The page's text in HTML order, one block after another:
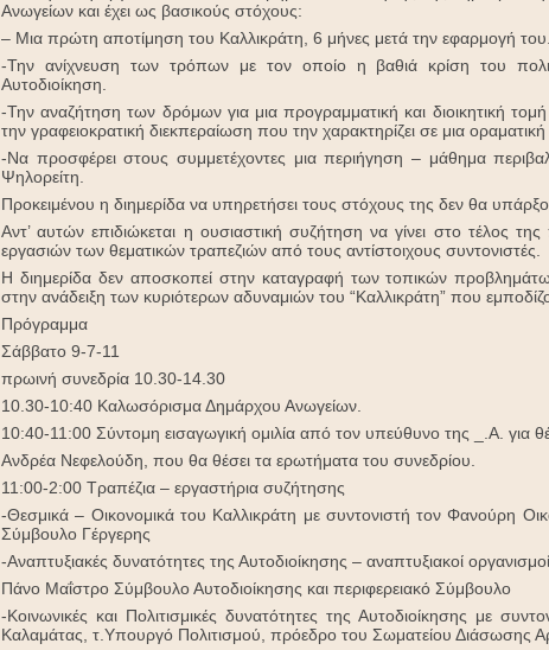
Ανωγείων και έχει ως βασικούς στόχους:
– Μια πρώτη αποτίμηση του Καλλικράτη, 6 μήνες μετά την εφαρμογή του.
-Την ανίχνευση των τρόπων με τον οποίο η βαθιά κρίση του
Αυτοδιοίκηση.
-Την αναζήτηση των δρόμων για μια προγραμματική και διοικητική
την γραφειοκρατική διεκπεραίωση που την χαρακτηρίζει σε μια
-Να προσφέρει στους συμμετέχοντες μια περιήγηση – μάθημα
Ψηλορείτη.
Προκειμένου η διημερίδα να υπηρετήσει τους στόχους της δεν θα
Αντ’ αυτών επιδιώκεται η ουσιαστική συζήτηση να γίνει στο τέλος
εργασιών των θεματικών τραπεζιών από τους αντίστοιχους συντονιστές.
Η διημερίδα δεν αποσκοπεί στην καταγραφή των τοπικών
στην ανάδειξη των κυριότερων αδυναμιών του “Καλλικράτη” που
Πρόγραμμα
Σάββατο 9-7-11
πρωινή συνεδρία 10.30-14.30
10.30-10:40 Καλωσόρισμα Δημάρχου Ανωγείων.
10:40-11:00 Σύντομη εισαγωγική ομιλία από τον υπεύθυνο της _.Α. για
Ανδρέα Νεφελούδη, που θα θέσει τα ερωτήματα του συνεδρίου.
11:00-2:00 Τραπέζια – εργαστήρια συζήτησης
-Θεσμικά – Οικονομικά του Καλλικράτη με συντονιστή τον Φανούρη
Σύμβουλο Γέργερης
-Αναπτυξιακές δυνατότητες της Αυτοδιοίκησης – αναπτυξιακοί
Πάνο Μαΐστρο Σύμβουλο Αυτοδιοίκησης και περιφερειακό Σύμβουλο
-Κοινωνικές και Πολιτισμικές δυνατότητες της Αυτοδιοίκησης με
Καλαμάτας, τ.Υπουργό Πολιτισμού, πρόεδρο του Σωματείου Διάσωσης